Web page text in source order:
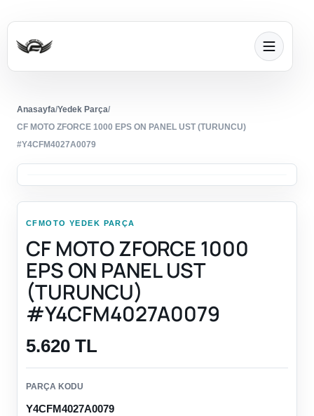
Anasayfa/Yedek Parça/
CF MOTO ZFORCE 1000 EPS ON PANEL UST (TURUNCU)
#Y4CFM4027A0079
CFMOTO YEDEK PARÇA
CF MOTO ZFORCE 1000
EPS ON PANEL UST
(TURUNCU)
#Y4CFM4027A0079
5.620 TL
PARÇA KODU
Y4CFM4027A0079